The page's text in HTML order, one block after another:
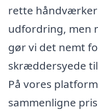
rette
udfordring, men
gør vi det nemt
skræddersyede
På vores
sammenligne